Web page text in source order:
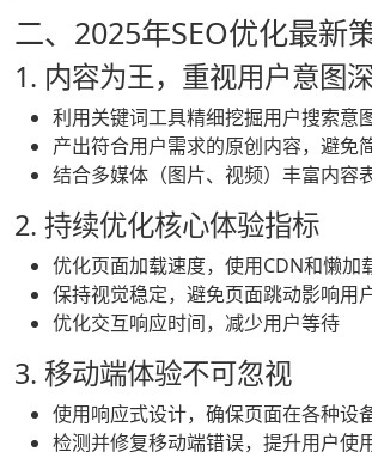
二、2025年SEO优化最新
1. 内容为王，重视用户意图
利用关键词工具精细挖掘用户搜索意
产出符合用户需求的原创内容，避免
结合多媒体（图片、视频）丰富内容
2. 持续优化核心体验指标
优化页面加载速度，使用CDN和懒加
保持视觉稳定，避免页面跳动影响用
优化交互响应时间，减少用户等待
3. 移动端体验不可忽视
使用响应式设计，确保页面在各种设
检测并修复移动端错误，提升用户使